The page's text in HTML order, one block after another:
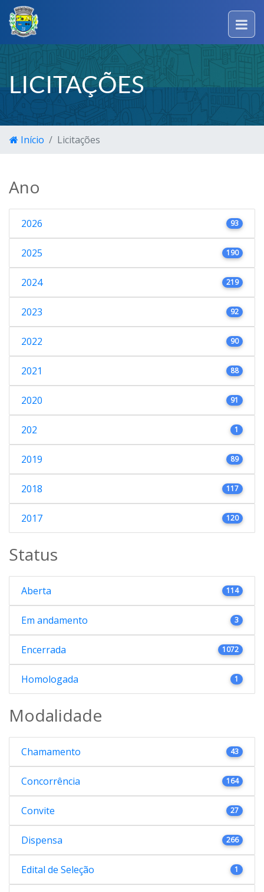
LICITAÇÕES
Início Licitações
Ano
2026 93
2025 190
2024 219
2023 92
2022 90
2021 88
2020 91
202 1
2019 89
2018 117
2017 120
Status
Aberta 114
Em andamento 3
Encerrada 1072
Homologada 1
Modalidade
Chamamento 43
Concorrência 164
Convite 27
Dispensa 266
Edital de Seleção 1